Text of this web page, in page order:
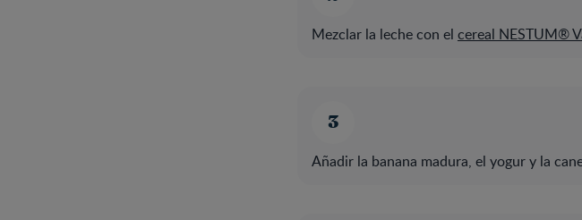
Mezclar la leche con el cereal NESTUM®
Añadir la banana madura, el yogur y la